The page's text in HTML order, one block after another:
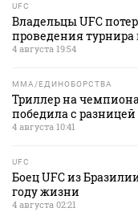
UFC
Владельцы UFC
проведения
4 августа 19:54
MMA/ЕДИНОБОРСТВА
Триллер на
победила с
4 августа 10:41
UFC
Боец UFC из
году жизни
4 августа 02:21